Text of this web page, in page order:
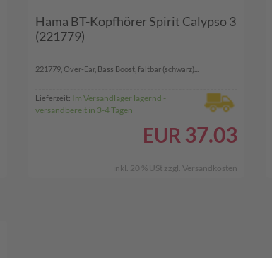
Hama BT-Kopfhörer Spirit Calypso 3
(221779)
221779, Over-Ear, Bass Boost, faltbar (schwarz)...
Lieferzeit: Im Versandlager lagernd -
versandbereit in 3-4 Tagen
EUR 37.03
inkl. 20 % USt zzgl. Versandkosten